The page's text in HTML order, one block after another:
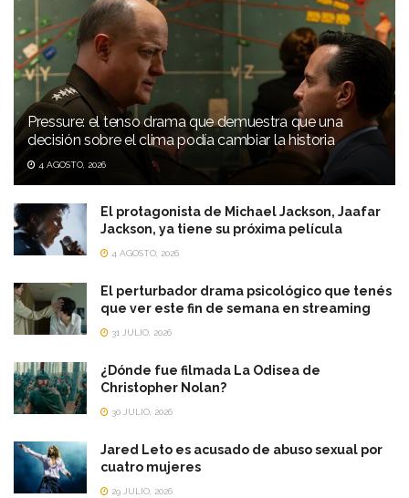
Pressure: el tenso drama que demuestra que una
decisión sobre el clima podía cambiar la historia
4 AGOSTO, 2026
El protagonista de Michael Jackson, Jaafar
Jackson, ya tiene su próxima película
4 AGOSTO, 2026
El perturbador drama psicológico que tenés
que ver este fin de semana en streaming
31 JULIO, 2026
¿Dónde fue filmada La Odisea de
Christopher Nolan?
30 JULIO, 2026
Jared Leto es acusado de abuso sexual por
cuatro mujeres
29 JULIO, 2026